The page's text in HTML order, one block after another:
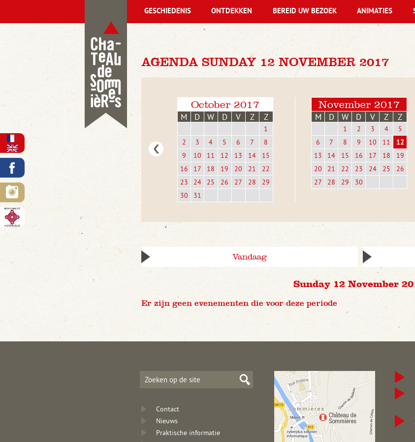
AGENDA SUNDAY 12 NOVEMBER 2017
October 2017
M D W D V Z Z
1
2
3 4 5 6 7
8
9
10 11 12 13 14
15
16
17 18 19 20 21
22
23
24 25 26 27 28
29
30
31
November 2017
M D W D V Z Z
1 2 3 4
5
6
7 8 9 10 11
12
13
14 15 16 17 18
19
20
21 22 23 24 25
26
27
28 29 30
Vandaag
Sunday 12 November
Er zijn geen evenementen die voor deze periode
GESCHIEDENIS ONTDEKKEN BEREID UW BEZOEK ANIMATIES
Contact
Nieuws
Praktische informatie